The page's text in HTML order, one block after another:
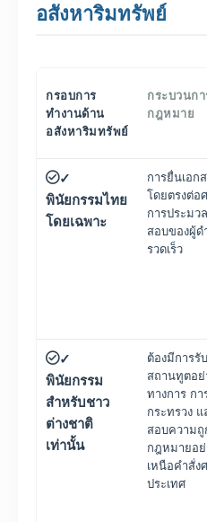
อสังหาริมทรัพย์
กรอบการ
ทำงานด้าน
อสังหาริมทรัพย์
กระบวนก
กฎหมาย
✓
พินัยกรรมไทย
โดยเฉพาะ
การยื่นเอก
โดยตรงต่อ
การประมว
สอบของผู้ด
รวดเร็ว
✓
พินัยกรรม
สำหรับชาว
ต่างชาติ
เท่านั้น
ต้องมีการรั
สถานทูตอย่
ทางการ กา
กระทรวง แ
สอบความถู
กฎหมายอ
เหนือคำสั่ง
ประเทศ